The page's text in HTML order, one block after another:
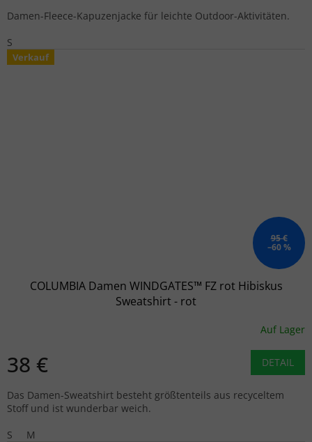
Damen-Fleece-Kapuzenjacke für leichte Outdoor-Aktivitäten.
S
Verkauf
95 €
–60 %
COLUMBIA Damen WINDGATES™ FZ rot Hibiskus
Sweatshirt - rot
Auf Lager
38 € DETAIL
Das Damen-Sweatshirt besteht größtenteils aus recyceltem
Stoff und ist wunderbar weich.
S
M